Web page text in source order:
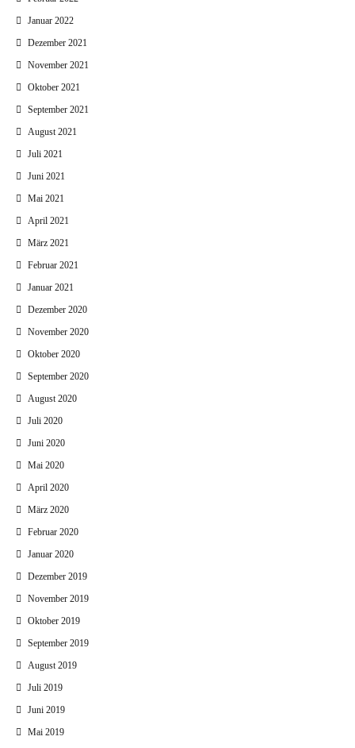
Januar 2022
Dezember 2021
November 2021
Oktober 2021
September 2021
August 2021
Juli 2021
Juni 2021
Mai 2021
April 2021
März 2021
Februar 2021
Januar 2021
Dezember 2020
November 2020
Oktober 2020
September 2020
August 2020
Juli 2020
Juni 2020
Mai 2020
April 2020
März 2020
Februar 2020
Januar 2020
Dezember 2019
November 2019
Oktober 2019
September 2019
August 2019
Juli 2019
Juni 2019
Mai 2019